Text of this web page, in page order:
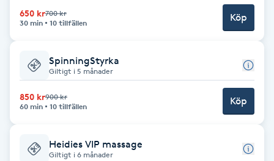
Blowout
Brynfärgning
Brynplockning
650 kr700 kr
30 min
10 tillfällen Köp
SpinningStyrka
Giltigt i 5 månader
850 kr900 kr
60 min
10 tillfällen Köp
Heidies VIP massage
Giltigt i 6 månader